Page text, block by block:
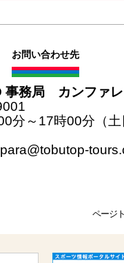
お問い合わせ先
事務局 カンファレ
分～17時00分（土